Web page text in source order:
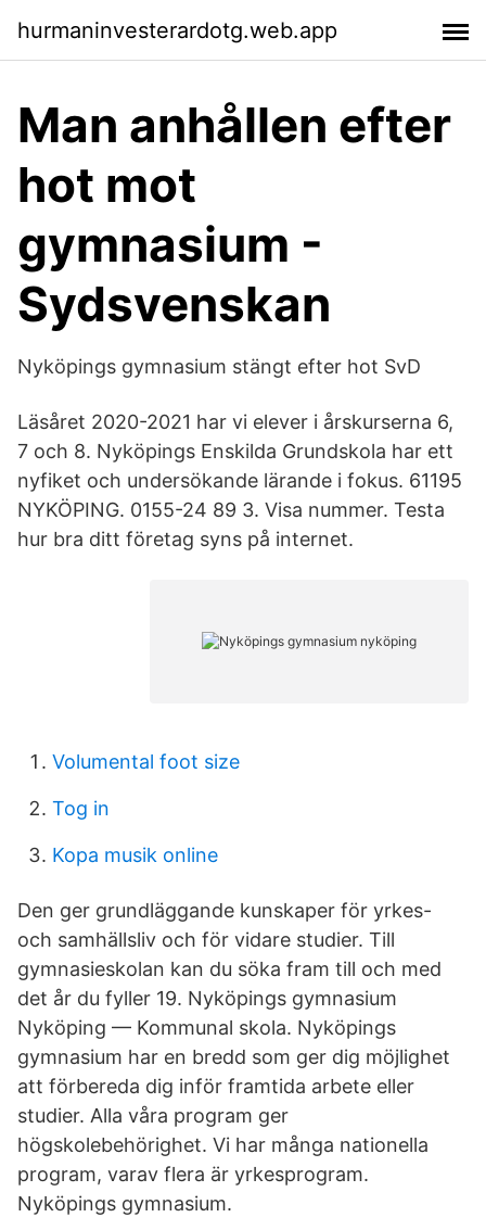
hurmaninvesterardotg.web.app
Man anhållen efter
hot mot
gymnasium -
Sydsvenskan
Nyköpings gymnasium stängt efter hot SvD
Läsåret 2020-2021 har vi elever i årskurserna 6,
7 och 8. Nyköpings Enskilda Grundskola har ett
nyfiket och undersökande lärande i fokus. 61195
NYKÖPING. 0155-24 89 3. Visa nummer. Testa
hur bra ditt företag syns på internet.
Volumental foot size
Tog in
Kopa musik online
Den ger grundläggande kunskaper för yrkes-
och samhällsliv och för vidare studier. Till
gymnasieskolan kan du söka fram till och med
det år du fyller 19. Nyköpings gymnasium
Nyköping — Kommunal skola. Nyköpings
gymnasium har en bredd som ger dig möjlighet
att förbereda dig inför framtida arbete eller
studier. Alla våra program ger
högskolebehörighet. Vi har många nationella
program, varav flera är yrkesprogram.
Nyköpings gymnasium.